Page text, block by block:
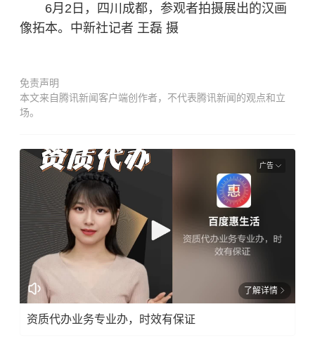
6月2日，四川成都，参观者拍摄展出的汉画
像拓本。中新社记者 王磊 摄
免责声明
本文来自腾讯新闻客户端创作者，不代表腾讯新闻的观点和立
场。
广告
了解详情
资质代办业务专业办，时效有保证